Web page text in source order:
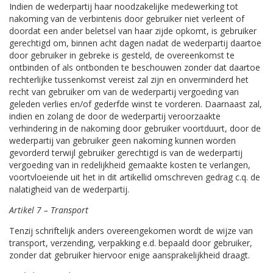
Indien de wederpartij haar noodzakelijke medewerking tot
nakoming van de verbintenis door gebruiker niet verleent of
doordat een ander beletsel van haar zijde opkomt, is gebruiker
gerechtigd om, binnen acht dagen nadat de wederpartij daartoe
door gebruiker in gebreke is gesteld, de overeenkomst te
ontbinden of als ontbonden te beschouwen zonder dat daartoe
rechterlijke tussenkomst vereist zal zijn en onverminderd het
recht van gebruiker om van de wederpartij vergoeding van
geleden verlies en/of gederfde winst te vorderen. Daarnaast zal,
indien en zolang de door de wederpartij veroorzaakte
verhindering in de nakoming door gebruiker voortduurt, door de
wederpartij van gebruiker geen nakoming kunnen worden
gevorderd terwijl gebruiker gerechtigd is van de wederpartij
vergoeding van in redelijkheid gemaakte kosten te verlangen,
voortvloeiende uit het in dit artikellid omschreven gedrag c.q. de
nalatigheid van de wederpartij.
Artikel 7 – Transport
Tenzij schriftelijk anders overeengekomen wordt de wijze van
transport, verzending, verpakking e.d. bepaald door gebruiker,
zonder dat gebruiker hiervoor enige aansprakelijkheid draagt.